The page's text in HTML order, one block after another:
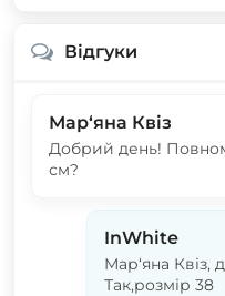
Відгуки
Мар‘яна Квіз
Добрий день!
см?
InWhite
Мар‘яна Квіз,
Так,розмір 38